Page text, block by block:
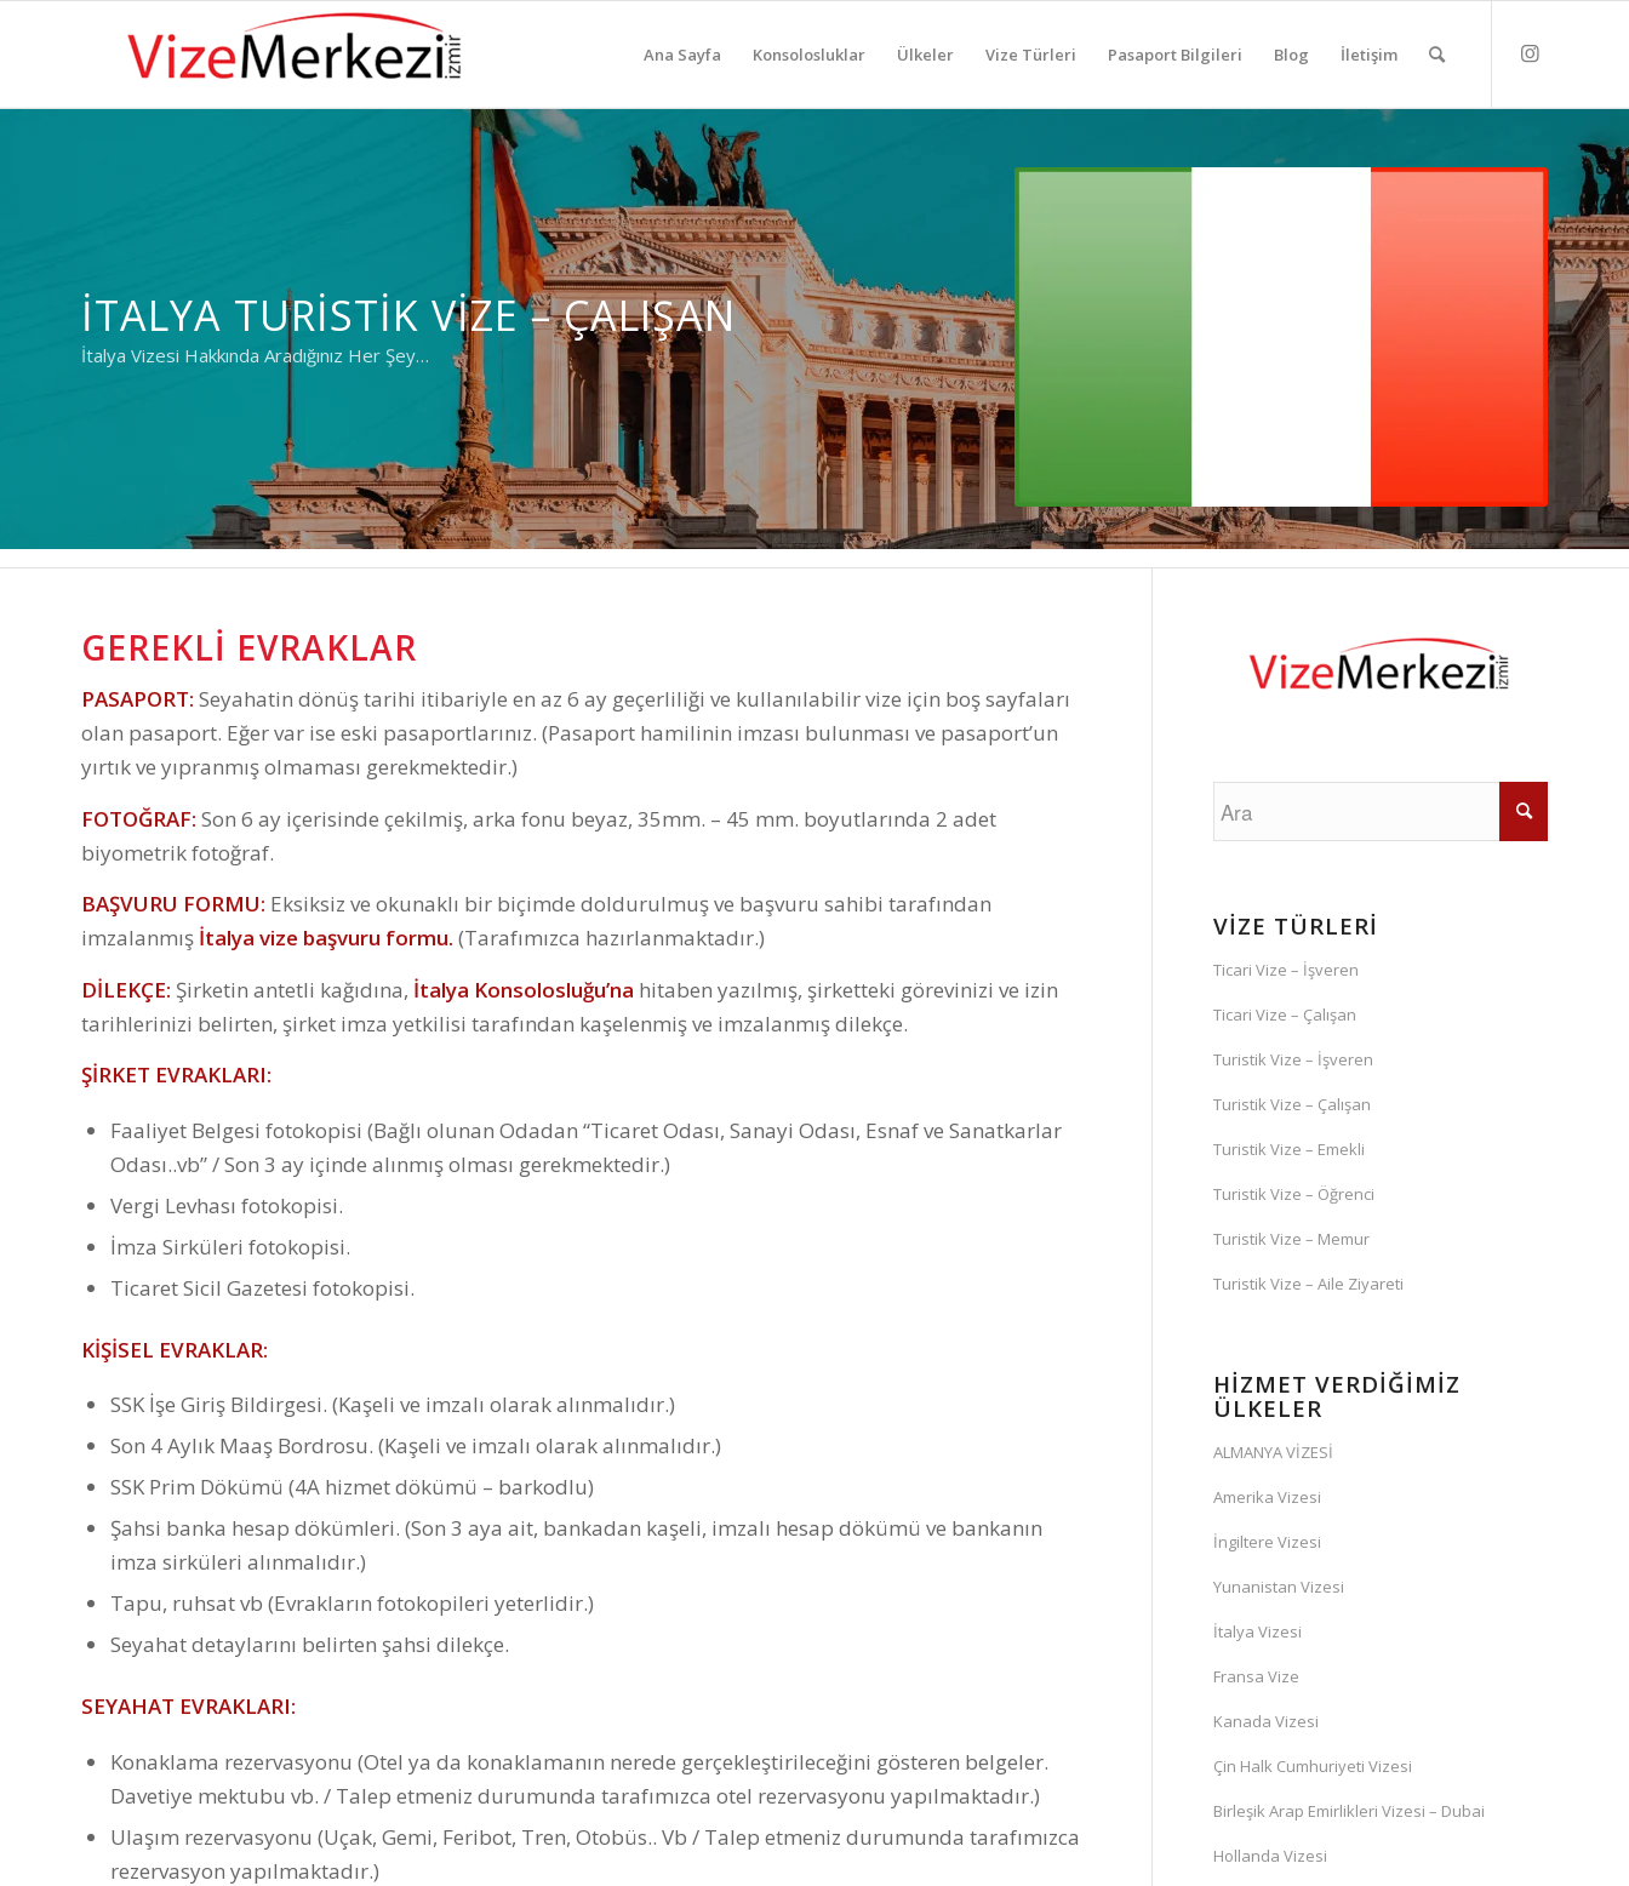
Ana Sayfa Konsolosluklar Ülkeler Vize Türleri Pasaport Bilgileri Blog İletişim
İTALYA TURISTIK VIZE – ÇALIŞAN
İtalya Vizesi Hakkında Aradığınız Her Şey…
GEREKLI EVRAKLAR
PASAPORT: Seyahatin dönüş tarihi itibariyle en az 6 ay geçerliliği ve kullanılabilir vize için boş sayfaları
olan pasaport. Eğer var ise eski pasaportlarınız. (Pasaport hamilinin imzası bulunması ve pasaport’un
yırtık ve yıpranmış olmaması gerekmektedir.)
FOTOĞRAF: Son 6 ay içerisinde çekilmiş, arka fonu beyaz, 35mm. – 45 mm. boyutlarında 2 adet
biyometrik fotoğraf.
BAŞVURU FORMU: Eksiksiz ve okunaklı bir biçimde doldurulmuş ve başvuru sahibi tarafından
imzalanmış İtalya vize başvuru formu. (Tarafımızca hazırlanmaktadır.)
DİLEKÇE: Şirketin antetli kağıdına, İtalya Konsolosluğu’na hitaben yazılmış, şirketteki görevinizi ve izin
tarihlerinizi belirten, şirket imza yetkilisi tarafından kaşelenmiş ve imzalanmış dilekçe.
ŞİRKET EVRAKLARI:
Faaliyet Belgesi fotokopisi (Bağlı olunan Odadan “Ticaret Odası, Sanayi Odası, Esnaf ve Sanatkarlar
Odası..vb” / Son 3 ay içinde alınmış olması gerekmektedir.)
Vergi Levhası fotokopisi.
İmza Sirküleri fotokopisi.
Ticaret Sicil Gazetesi fotokopisi.
KİŞİSEL EVRAKLAR:
SSK İşe Giriş Bildirgesi. (Kaşeli ve imzalı olarak alınmalıdır.)
Son 4 Aylık Maaş Bordrosu. (Kaşeli ve imzalı olarak alınmalıdır.)
SSK Prim Dökümü (4A hizmet dökümü – barkodlu)
Şahsi banka hesap dökümleri. (Son 3 aya ait, bankadan kaşeli, imzalı hesap dökümü ve bankanın
imza sirküleri alınmalıdır.)
Tapu, ruhsat vb (Evrakların fotokopileri yeterlidir.)
Seyahat detaylarını belirten şahsi dilekçe.
SEYAHAT EVRAKLARI:
Konaklama rezervasyonu (Otel ya da konaklamanın nerede gerçekleştirileceğini gösteren belgeler.
Davetiye mektubu vb. / Talep etmeniz durumunda tarafımızca otel rezervasyonu yapılmaktadır.)
Ulaşım rezervasyonu (Uçak, Gemi, Feribot, Tren, Otobüs.. Vb / Talep etmeniz durumunda tarafımızca
rezervasyon yapılmaktadır.)
VİZE TÜRLERİ
Ticari Vize – İşveren
Ticari Vize – Çalışan
Turistik Vize – İşveren
Turistik Vize – Çalışan
Turistik Vize – Emekli
Turistik Vize – Öğrenci
Turistik Vize – Memur
Turistik Vize – Aile Ziyareti
HİZMET VERDİĞİMİZ
ÜLKELER
ALMANYA VİZESİ
Amerika Vizesi
İngiltere Vizesi
Yunanistan Vizesi
İtalya Vizesi
Fransa Vize
Kanada Vizesi
Çin Halk Cumhuriyeti Vizesi
Birleşik Arap Emirlikleri Vizesi – Dubai
Hollanda Vizesi